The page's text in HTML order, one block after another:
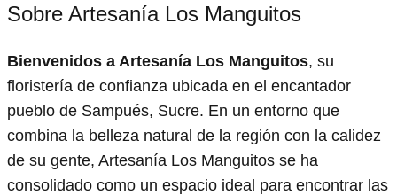
Sobre Artesanía Los Manguitos
Bienvenidos a Artesanía Los Manguitos, su
floristería de confianza ubicada en el encantador
pueblo de Sampués, Sucre. En un entorno que
combina la belleza natural de la región con la calidez
de su gente, Artesanía Los Manguitos se ha
consolidado como un espacio ideal para encontrar las